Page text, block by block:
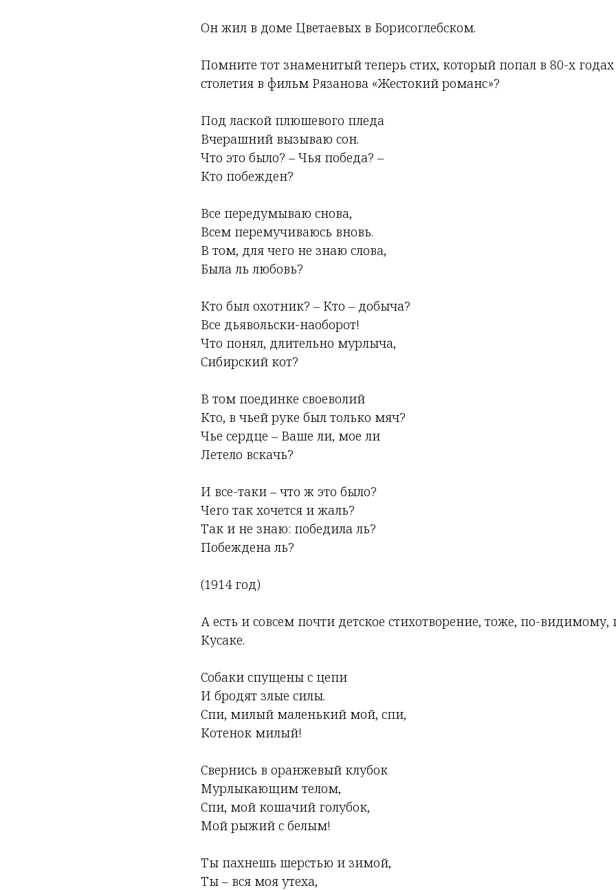
Он жил в доме Цветаевых в Борисоглебском.
Помните тот знаменитый теперь стих, который попал в 80-х
столетия в фильм Рязанова «Жестокий романс»?
Под лаской плюшевого пледа
Вчерашний вызываю сон.
Что это было? – Чья победа? –
Кто побежден?
Все передумываю снова,
Всем перемучиваюсь вновь.
В том, для чего не знаю слова,
Была ль любовь?
Кто был охотник? – Кто – добыча?
Все дьявольски-наоборот!
Что понял, длительно мурлыча,
Сибирский кот?
В том поединке своеволий
Кто, в чьей руке был только мяч?
Чье сердце – Ваше ли, мое ли
Летело вскачь?
И все-таки – что ж это было?
Чего так хочется и жаль?
Так и не знаю: победила ль?
Побеждена ль?
(1914 год)
А есть и совсем почти детское стихотворение, тоже, по-видимому,
Кусаке.
Собаки спущены с цепи
И бродят злые силы.
Спи, милый маленький мой, спи,
Котенок милый!
Свернись в оранжевый клубок
Мурлыкающим телом,
Спи, мой кошачий голубок,
Мой рыжий с белым!
Ты пахнешь шерстью и зимой,
Ты – вся моя утеха,